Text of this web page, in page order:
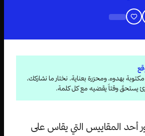
بهدوء، ومحرّرة بعناية. نختار ما نشاركك،
يستحقّ وقتاً يقضيه مع كل كلمة.
أحد المقاييس التي يقاس على